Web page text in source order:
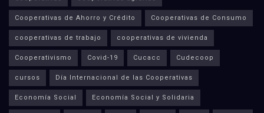
Cooperativas de Ahorro y Crédito Cooperativas de Consumo
cooperativas de trabajo cooperativas de vivienda
Cooperativismo Covid-19 Cucacc Cudecoop
cursos Día Internacional de las Cooperativas
Economía Social Economía Social y Solidaria